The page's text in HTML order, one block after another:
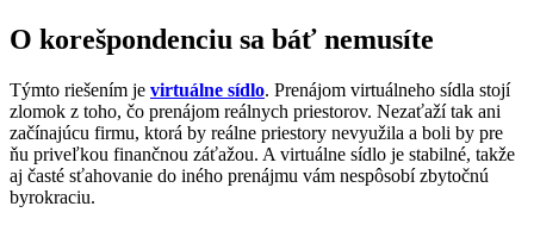
O korešpondenciu sa báť nemusíte
Týmto riešením je virtuálne sídlo. Prenájom virtuálneho sídla stojí
zlomok z toho, čo prenájom reálnych priestorov. Nezaťaží tak ani
začínajúcu firmu, ktorá by reálne priestory nevyužila a boli by pre
ňu priveľkou finančnou záťažou. A virtuálne sídlo je stabilné, takže
aj časté sťahovanie do iného prenájmu vám nespôsobí zbytočnú
byrokraciu.